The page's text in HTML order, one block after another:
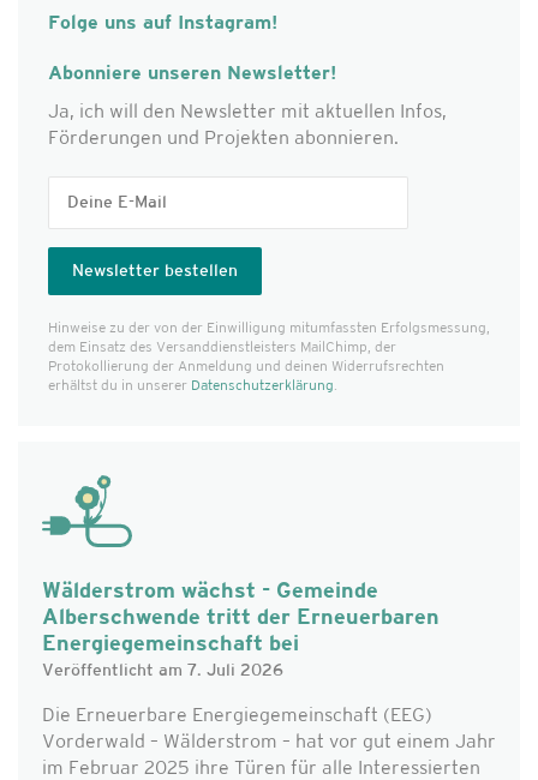
Folge uns auf Instagram!
Abonniere unseren Newsletter!
Ja, ich will den Newsletter mit aktuellen Infos,
Förderungen und Projekten abonnieren.
Hinweise zu der von der Einwilligung mitumfassten Erfolgs­messung,
dem Einsatz des Versanddienst­leisters MailChimp, der
Protokollierung der Anmeldung und deinen Widerrufsrechten
erhältst du in unserer Datenschutzerklärung.
Wälderstrom wächst - Gemeinde
Alberschwende tritt der Erneuerbaren
Energiegemeinschaft bei
Veröffentlicht am 7. Juli 2026
Die Erneuerbare Energiegemeinschaft (EEG)
Vorderwald – Wälderstrom – hat vor gut einem Jahr
im Februar 2025 ihre Türen für alle Interessierten